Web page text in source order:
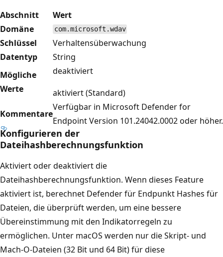
Abschnitt
Wert
Domäne
com.microsoft.wdav
Schlüssel
Verhaltensüberwachung
Datentyp
String
Mögliche
Werte
deaktiviert
aktiviert (Standard)
Kommentare
Verfügbar in Microsoft Defender for
Endpoint Version 101.24042.0002 oder höher.
Konfigurieren der
Dateihashberechnungsfunktion
Aktiviert oder deaktiviert die
Dateihashberechnungsfunktion. Wenn dieses Feature
aktiviert ist, berechnet Defender für Endpunkt Hashes für
Dateien, die überprüft werden, um eine bessere
Übereinstimmung mit den Indikatorregeln zu
ermöglichen. Unter macOS werden nur die Skript- und
Mach-O-Dateien (32 Bit und 64 Bit) für diese